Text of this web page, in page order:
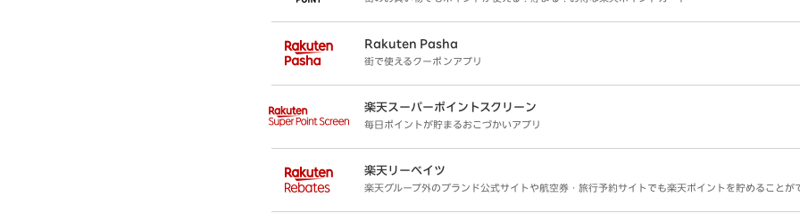
Rakuten Pasha
街で使えるクーポンアプリ
楽天スーパーポイントスクリーン
毎日ポイントが貯まるおこづかいアプリ
楽天リーベイツ
楽天グループ外のブランド公式サイトや航空券・旅行予約サイトでも楽天ポイントを貯めることが